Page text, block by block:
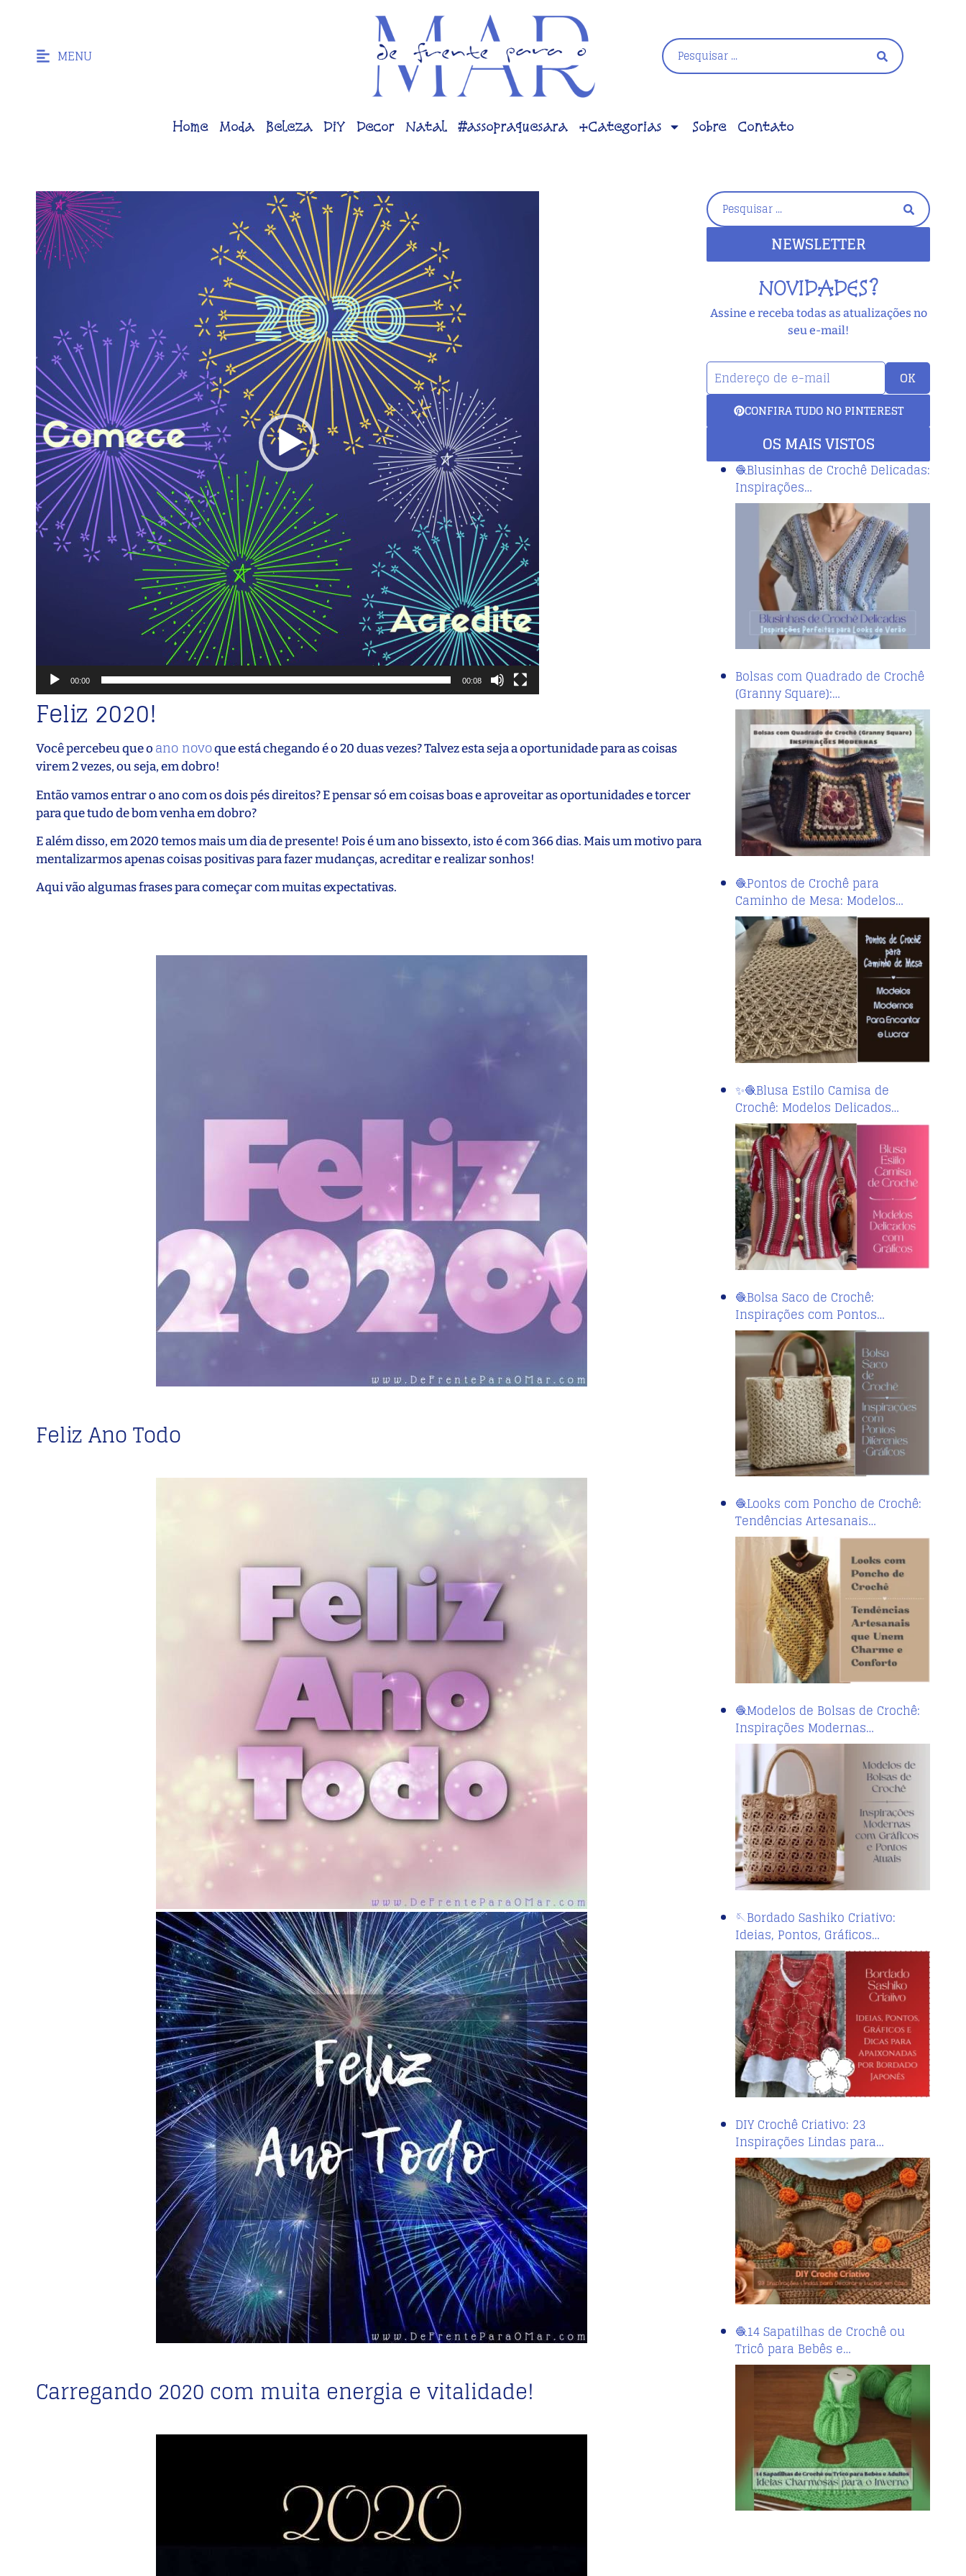
MENU
Home Moda Beleza DiY Decor Natal #assopraquesara +Categorias Sobre Contato
Tocador
de
vídeo
00:00 00:08
Feliz 2020!
Você percebeu que o ano novoque está chegando é o 20 duas vezes? Talvez esta seja a oportunidade para as coisas
virem 2 vezes, ou seja, em dobro!
Então vamos entrar o ano com os dois pés direitos? E pensar só em coisas boas e aproveitar as oportunidades e torcer
para que tudo de bom venha em dobro?
E além disso, em 2020 temos mais um dia de presente! Pois é um ano bissexto, isto é com 366 dias. Mais um motivo para
mentalizarmos apenas coisas positivas para fazer mudanças, acreditar e realizar sonhos!
Aqui vão algumas frases para começar com muitas expectativas.
Feliz Ano Todo
Carregando 2020 com muita energia e vitalidade!
NEWSLETTER
NOVIDADES?
Assine e receba todas as atualizações no
seu e-mail!
OK
CONFIRA TUDO NO PINTEREST
OS MAIS VISTOS
🧶Blusinhas de Crochê Delicadas:
Inspirações…
Bolsas com Quadrado de Crochê
(Granny Square):…
🧶Pontos de Crochê para
Caminho de Mesa: Modelos…
✨🧶Blusa Estilo Camisa de
Crochê: Modelos Delicados…
🧶Bolsa Saco de Crochê:
Inspirações com Pontos…
🧶Looks com Poncho de Crochê:
Tendências Artesanais…
🧶Modelos de Bolsas de Crochê:
Inspirações Modernas…
🪡Bordado Sashiko Criativo:
Ideias, Pontos, Gráficos…
DIY Crochê Criativo: 23
Inspirações Lindas para…
🧶14 Sapatilhas de Crochê ou
Tricô para Bebês e…